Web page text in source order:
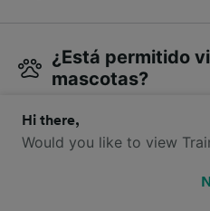
¿Está permitido
mascotas?
Tu mascota podrá viajar contigo
en un transportín de 60x35x35
mascota. Máximo una mascota
coste de 10 € en el resto de
Hi there,
Would you like to view